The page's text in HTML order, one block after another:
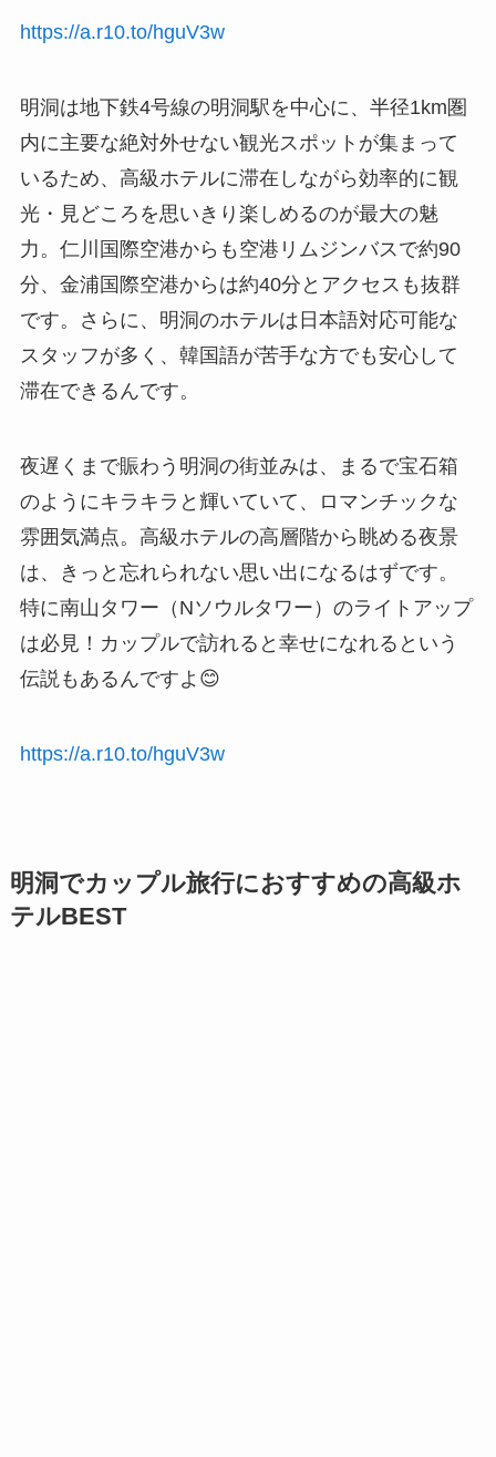
https://a.r10.to/hguV3w
明洞は地下鉄4号線の明洞駅を中心に、半径1km圏
内に主要な絶対外せない観光スポットが集まって
いるため、高級ホテルに滞在しながら効率的に観
光・見どころを思いきり楽しめるのが最大の魅
力。仁川国際空港からも空港リムジンバスで約90
分、金浦国際空港からは約40分とアクセスも抜群
です。さらに、明洞のホテルは日本語対応可能な
スタッフが多く、韓国語が苦手な方でも安心して
滞在できるんです。
夜遅くまで賑わう明洞の街並みは、まるで宝石箱
のようにキラキラと輝いていて、ロマンチックな
雰囲気満点。高級ホテルの高層階から眺める夜景
は、きっと忘れられない思い出になるはずです。
特に南山タワー（Nソウルタワー）のライトアップ
は必見！カップルで訪れると幸せになれるという
伝説もあるんですよ😊
https://a.r10.to/hguV3w
明洞でカップル旅行におすすめの高級ホ
テルBEST